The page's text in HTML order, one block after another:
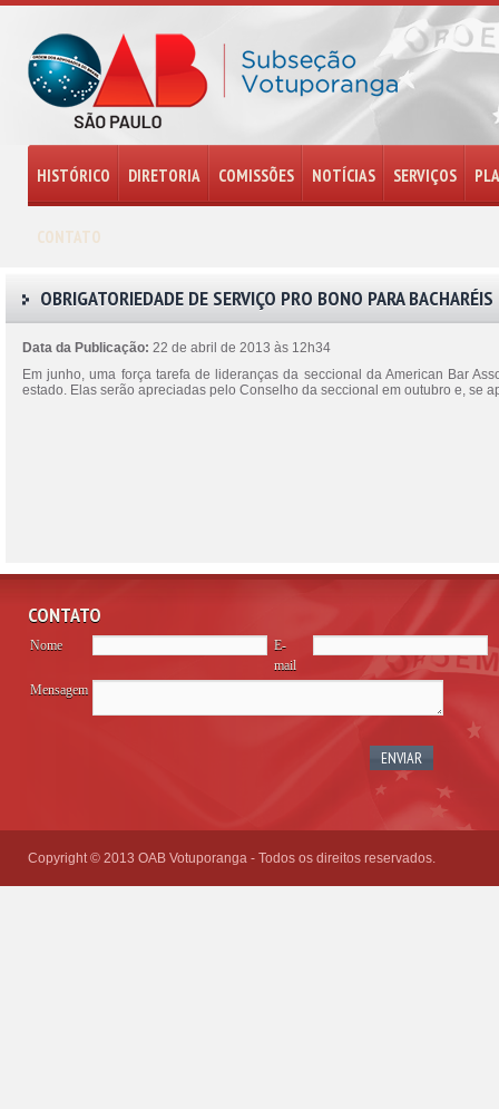
HISTÓRICO DIRETORIA COMISSÕES NOTÍCIAS SERVIÇOS
CONTATO
OBRIGATORIEDADE DE SERVIÇO PRO BONO PARA
Data da Publicação: 22 de abril de 2013 às 12h34
Em junho, uma força tarefa de lideranças da seccional da American Bar
estado. Elas serão apreciadas pelo Conselho da seccional em outubro e, se
CONTATO
Nome
E-
mail
Mensagem
Copyright © 2013 OAB Votuporanga - Todos os direitos reservados.